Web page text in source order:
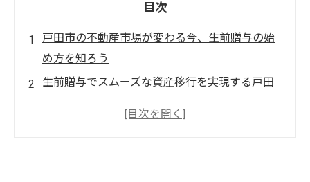
目次
戸田市の不動産市場が変わる今、生前贈与の始
め方を知ろう
生前贈与でスムーズな資産移行を実現する戸田